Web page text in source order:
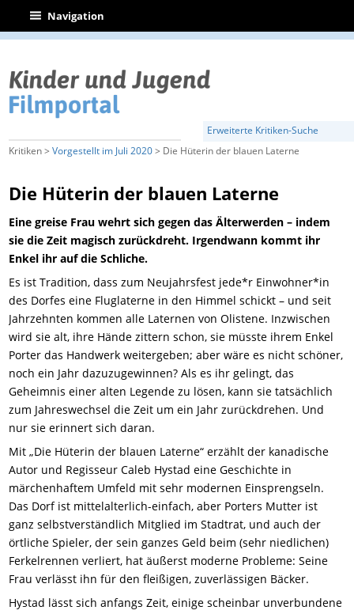
| Navigation
Erweiterte Kritiken-Suche
Kritiken >Vorgestellt im Juli 2020> Die Hüterin der blauen Laterne
Die Hüterin der blauen Laterne
Eine greise Frau wehrt sich gegen das Älterwerden – indem
sie die Zeit magisch zurückdreht. Irgendwann kommt ihr
Enkel ihr auf die Schliche.
Es ist Tradition, dass zum Neujahrsfest jede*r Einwohner*in
des Dorfes eine Fluglaterne in den Himmel schickt – und seit
Jahrzehnten kommen alle Laternen von Olistene. Inzwischen
wird sie alt, ihre Hände zittern schon, sie müsste ihrem Enkel
Porter das Handwerk weitergeben; aber wäre es nicht schöner,
noch ein Jahr dazuzugewinnen? Als es ihr gelingt, das
Geheimnis einer alten Legende zu lösen, kann sie tatsächlich
zum Jahreswechsel die Zeit um ein Jahr zurückdrehen. Und
nur sie erinnert sich daran.
Mit „Die Hüterin der blauen Laterne“ erzählt der kanadische
Autor und Regisseur Caleb Hystad eine Geschichte in
märchenhaftem Umfeld mit sehr modernen Einsprengseln.
Das Dorf ist mittelalterlich-einfach, aber Porters Mutter ist
ganz selbstverständlich Mitglied im Stadtrat, und auch der
örtliche Spieler, der sein ganzes Geld beim (sehr niedlichen)
Ferkelrennen verliert, hat äußerst moderne Probleme: Seine
Frau verlässt ihn für den fleißigen, zuverlässigen Bäcker.
Hystad lässt sich anfangs Zeit, einige scheinbar unverbundene